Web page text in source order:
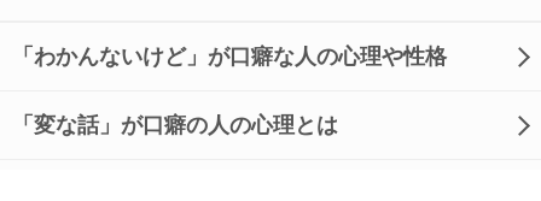
「わかんないけど」が口癖な人の心理や性格
「変な話」が口癖の人の心理とは